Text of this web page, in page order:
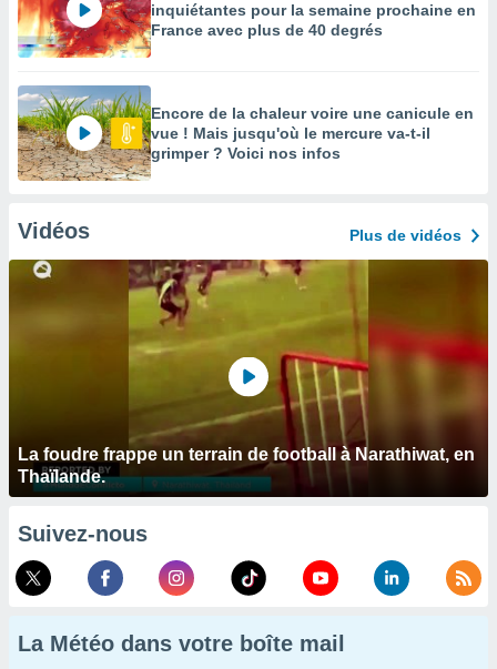
inquiétantes pour la semaine prochaine en
France avec plus de 40 degrés
Encore de la chaleur voire une canicule en
vue ! Mais jusqu'où le mercure va-t-il
grimper ? Voici nos infos
Vidéos Plus de vidéos
La foudre frappe un terrain de football à Narathiwat, en
Thaïlande.
Suivez-nous
La Météo dans votre boîte mail